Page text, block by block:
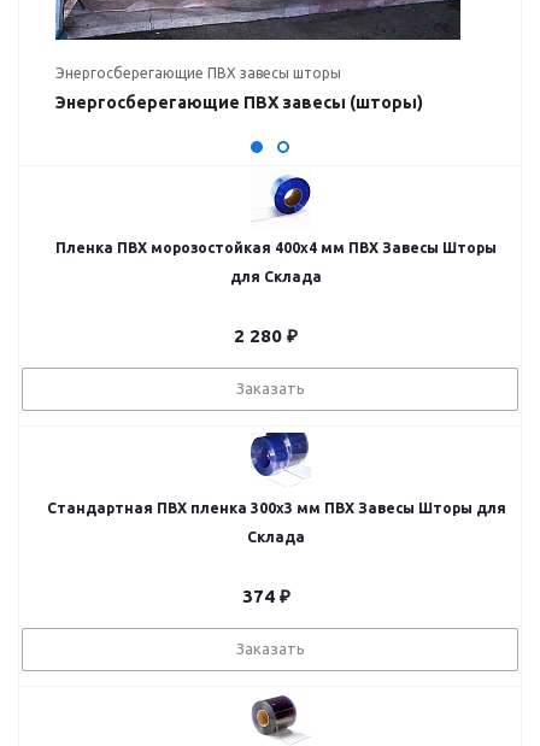
Энергосберегающие ПВХ завесы шторы
Энергосберегающие ПВХ завесы (шторы)
Пленка ПВХ морозостойкая 400х4 мм ПВХ Завесы Шторы
для Склада
2 280 ₽
Заказать
Стандартная ПВХ пленка 300x3 мм ПВХ Завесы Шторы для
Склада
374₽
Заказать